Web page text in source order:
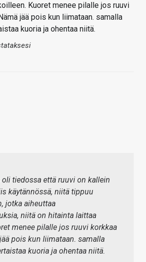
Kuoret menee pilalle jos ruuvi
jää pois kun liimataan. samalla
kuoria ja ohentaa niitä.
tiedossa että ruuvi on kallein
käytännössä, niitä tippuu
jotka aiheuttaa
niitä on hitainta laittaa
menee pilalle jos ruuvi korkkaa
pois kun liimataan. samalla
kuoria ja ohentaa niitä.